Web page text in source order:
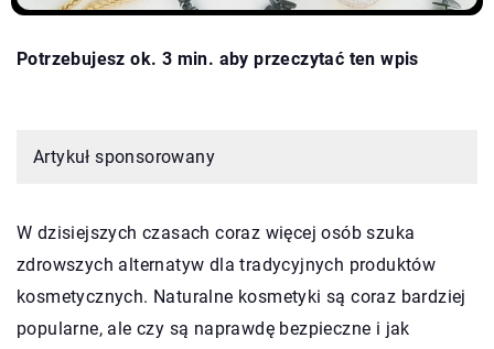
Potrzebujesz ok. 3 min. aby przeczytać ten wpis
Artykuł sponsorowany
W dzisiejszych czasach coraz więcej osób szuka
zdrowszych alternatyw dla tradycyjnych produktów
kosmetycznych. Naturalne kosmetyki są coraz bardziej
popularne, ale czy są naprawdę bezpieczne i jak